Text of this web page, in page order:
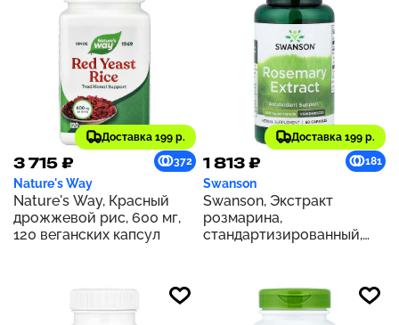
Доставка 199 р.
3 715 ₽ 372
Nature's Way
Nature's Way, Красный
дрожжевой рис, 600 мг,
120 веганских капсул
Доставка 199 р.
1 813 ₽ 181
Swanson
Swanson, Экстракт
розмарина,
стандартизированный,